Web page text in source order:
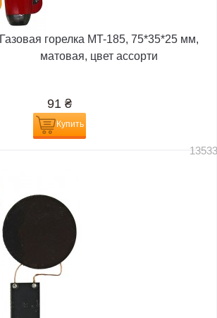
Газовая горелка MT-185, 75*35*25 мм,
матовая, цвет ассорти
91 ₴
Купить